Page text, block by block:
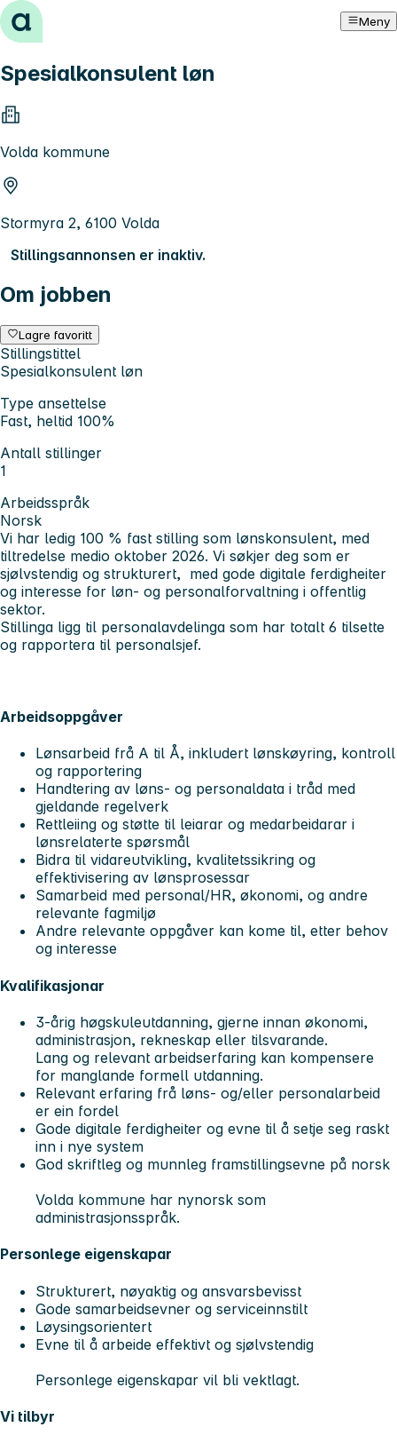
Hopp til innhold Meny
Spesialkonsulent løn
Volda kommune
Stormyra 2, 6100 Volda
Stillingsannonsen er inaktiv.
Om jobben
Lagre favoritt
Stillingstittel
Spesialkonsulent løn
Type ansettelse
Fast, heltid 100%
Antall stillinger
1
Arbeidsspråk
Norsk
Vi har ledig 100 % fast stilling som lønskonsulent, med
tiltredelse medio oktober 2026. Vi søkjer deg som er
sjølvstendig og strukturert, med gode digitale ferdigheiter
og interesse for løn- og personalforvaltning i offentlig
sektor.
Stillinga ligg til personalavdelinga som har totalt 6 tilsette
og rapportera til personalsjef.
Arbeidsoppgåver
Lønsarbeid frå A til Å, inkludert lønskøyring, kontroll
og rapportering
Handtering av løns- og personaldata i tråd med
gjeldande regelverk
Rettleiing og støtte til leiarar og medarbeidarar i
lønsrelaterte spørsmål
Bidra til vidareutvikling, kvalitetssikring og
effektivisering av lønsprosessar
Samarbeid med personal/HR, økonomi, og andre
relevante fagmiljø
Andre relevante oppgåver kan kome til, etter behov
og interesse
Kvalifikasjonar
3-årig høgskuleutdanning, gjerne innan økonomi,
administrasjon, rekneskap eller tilsvarande.
Lang og relevant arbeidserfaring kan kompensere
for manglande formell utdanning.
Relevant erfaring frå løns- og/eller personalarbeid
er ein fordel
Gode digitale ferdigheiter og evne til å setje seg raskt
inn i nye system
God skriftleg og munnleg framstillingsevne på norsk
Volda kommune har nynorsk som
administrasjonsspråk.
Personlege eigenskapar
Strukturert, nøyaktig og ansvarsbevisst
Gode samarbeidsevner og serviceinnstilt
Løysingsorientert
Evne til å arbeide effektivt og sjølvstendig
Personlege eigenskapar vil bli vektlagt.
Vi tilbyr